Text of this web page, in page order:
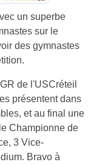
un superbe
sur le
des gymnastes
de l'USCréteil
présentent dans
et au final une
Championne de
3 Vice-
Bravo à